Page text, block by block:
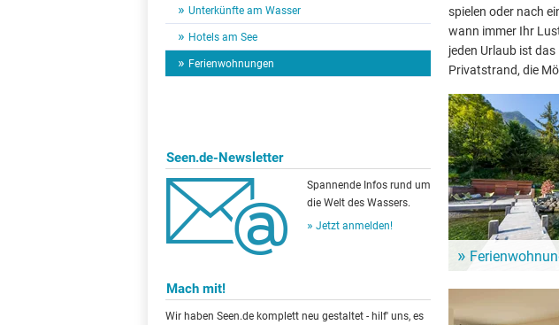
Unterkünfte am Wasser
Hotels am See
Ferienwohnungen
Seen.de-Newsletter
Spannende Infos rund um
die Welt des Wassers.
Jetzt anmelden!
Mach mit!
Wir haben Seen.de komplett neu gestaltet - hilf' uns, es
spielen oder nach
wann immer Ihr
jeden Urlaub ist
Privatstrand, die
See sind eine